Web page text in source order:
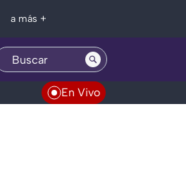
a más +
En Vivo